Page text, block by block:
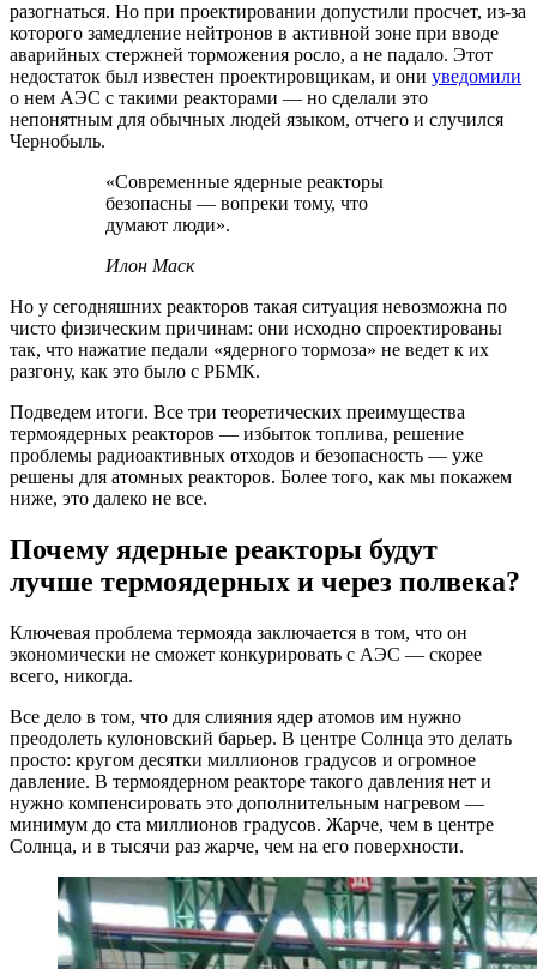
разогнаться. Но при проектировании допустили просчет, из-за
которого замедление нейтронов в активной зоне при вводе
аварийных стержней торможения росло, а не падало. Этот
недостаток был известен проектировщикам, и они уведомили
о нем АЭС с такими реакторами — но сделали это
непонятным для обычных людей языком, отчего и случился
Чернобыль.
«Современные ядерные реакторы
безопасны — вопреки тому, что
думают люди».
Илон Маск
Но у сегодняшних реакторов такая ситуация невозможна по
чисто физическим причинам: они исходно спроектированы
так, что нажатие педали «ядерного тормоза» не ведет к их
разгону, как это было с РБМК.
Подведем итоги. Все три теоретических преимущества
термоядерных реакторов — избыток топлива, решение
проблемы радиоактивных отходов и безопасность — уже
решены для атомных реакторов. Более того, как мы покажем
ниже, это далеко не все.
Почему ядерные реакторы будут
лучше термоядерных и через полвека?
Ключевая проблема термояда заключается в том, что он
экономически не сможет конкурировать с АЭС — скорее
всего, никогда.
Все дело в том, что для слияния ядер атомов им нужно
преодолеть кулоновский барьер. В центре Солнца это делать
просто: кругом десятки миллионов градусов и огромное
давление. В термоядерном реакторе такого давления нет и
нужно компенсировать это дополнительным нагревом —
минимум до ста миллионов градусов. Жарче, чем в центре
Солнца, и в тысячи раз жарче, чем на его поверхности.